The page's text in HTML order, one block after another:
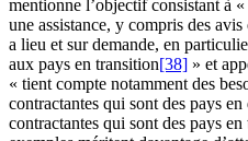
mentionne l’objectif consistant à
une assistance, y compris des
a lieu et sur demande, en
aux pays en transition[38] » et
« tient compte notamment des
contractantes qui sont des pays
contractantes qui sont des pays en